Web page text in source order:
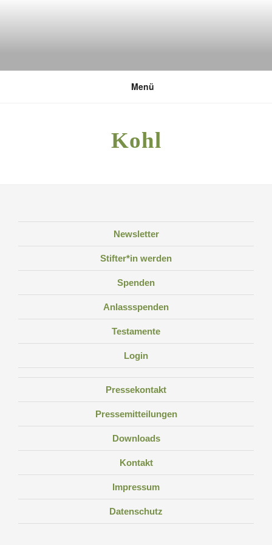
DEUTSCHE UMWELTSTIFTUNG
Menü
Kohl
Newsletter
Stifter*in werden
Spenden
Anlassspenden
Testamente
Login
Pressekontakt
Pressemitteilungen
Downloads
Kontakt
Impressum
Datenschutz